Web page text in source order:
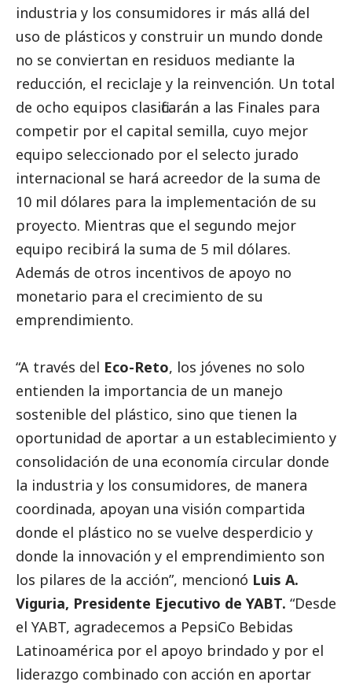
industria y los consumidores ir más allá del
uso de plásticos y construir un mundo donde
no se conviertan en residuos mediante la
reducción, el reciclaje y la reinvención. Un total
de ocho equipos clasificarán a las Finales para
competir por el capital semilla, cuyo mejor
equipo seleccionado por el selecto jurado
internacional se hará acreedor de la suma de
10 mil dólares para la implementación de su
proyecto. Mientras que el segundo mejor
equipo recibirá la suma de 5 mil dólares.
Además de otros incentivos de apoyo no
monetario para el crecimiento de su
emprendimiento.
“A través del Eco-Reto, los jóvenes no solo
entienden la importancia de un manejo
sostenible del plástico, sino que tienen la
oportunidad de aportar a un establecimiento y
consolidación de una economía circular donde
la industria y los consumidores, de manera
coordinada, apoyan una visión compartida
donde el plástico no se vuelve desperdicio y
donde la innovación y el emprendimiento son
los pilares de la acción”, mencionó Luis A.
Viguria, Presidente Ejecutivo de YABT. “Desde
el YABT, agradecemos a PepsiCo Bebidas
Latinoamérica por el apoyo brindado y por el
liderazgo combinado con acción en aportar